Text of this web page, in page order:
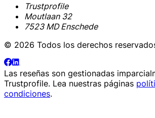
Trustprofile
Moutlaan 32
7523 MD Enschede
© 2026 Todos los derechos
Las reseñas son gestionadas
Trustprofile. Lea nuestras páginas
condiciones.